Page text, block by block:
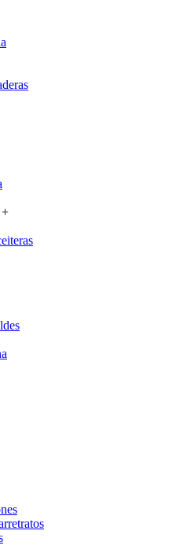
+